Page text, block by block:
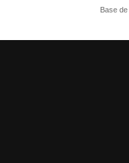
Base